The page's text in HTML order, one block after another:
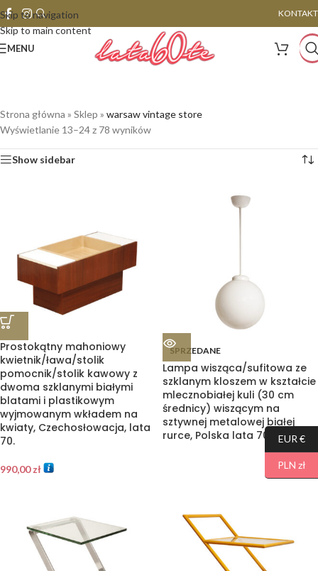
Skip to navigation
Skip to main content
KONTAKT
MENU
Strona główna » Sklep » warsaw vintage store
Wyświetlanie 13–24 z 78 wyników
Show sidebar
Prostokątny mahoniowy
kwietnik/ława/stolik
pomocnik/stolik kawowy z
dwoma szklanymi białymi
blatami i plastikowym
wyjmowanym wkładem na
kwiaty, Czechosłowacja, lata
70.
990,00zł
SPRZEDANE
Lampa wisząca/sufitowa ze
szklanym kloszem w kształcie
mlecznobiałej kuli (30 cm
średnicy) wiszącym na
sztywnej metalowej białej
rurce, Polska lata 70/80/90.
EUR €
PLN zł